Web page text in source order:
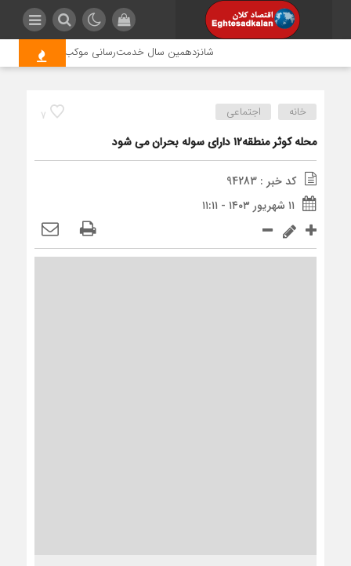
شانزدهمین سال خدمت‌رسانی موکب امام رضا (ع)
7 خانه اجتماعی
محله کوثر منطقه۱۲ دارای سوله بحران می شود
کد خبر : 94283
۱۱ شهریور ۱۴۰۳ - ۱۱:۱۱